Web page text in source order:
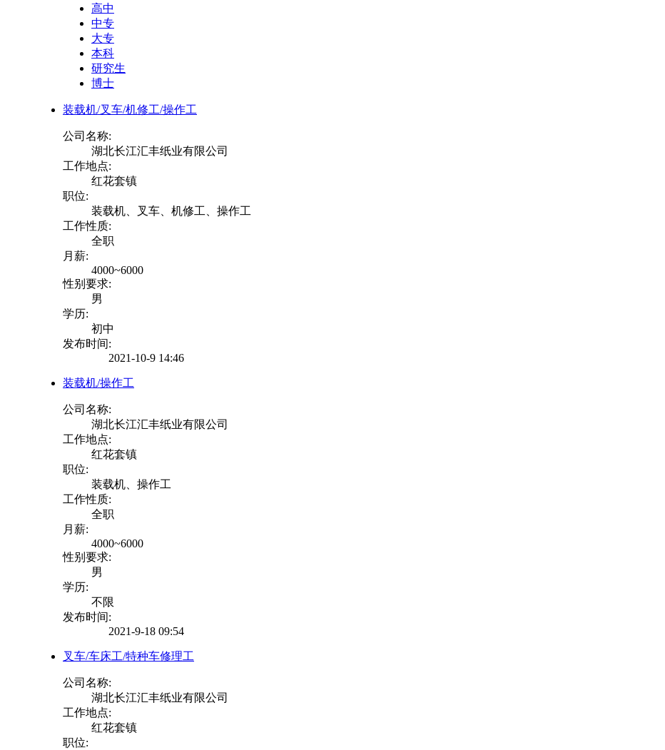
高中
中专
大专
本科
研究生
博士
装载机/叉车/机修工/操作工
公司名称:
湖北长江汇丰纸业有限公司
工作地点:
红花套镇
职位:
装载机、叉车、机修工、操作工
工作性质:
全职
月薪:
4000~6000
性别要求:
男
学历:
初中
发布时间:
2021-10-9 14:46
装载机/操作工
公司名称:
湖北长江汇丰纸业有限公司
工作地点:
红花套镇
职位:
装载机、操作工
工作性质:
全职
月薪:
4000~6000
性别要求:
男
学历:
不限
发布时间:
2021-9-18 09:54
叉车/车床工/特种车修理工
公司名称:
湖北长江汇丰纸业有限公司
工作地点:
红花套镇
职位: